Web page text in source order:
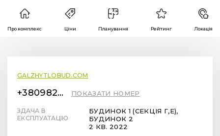
Про комплекс Ціни Планування Рейтинг Локація
GALZHYTLOBUD.COM
+380982441414 ПОКАЗАТИ НОМЕР
ЗДАЧА В
ЕКСПЛУАТАЦІЮ
БУДИНОК 1 (СЕКЦІЯ Г,Е),
БУДИНОК 2
2 КВ. 2022